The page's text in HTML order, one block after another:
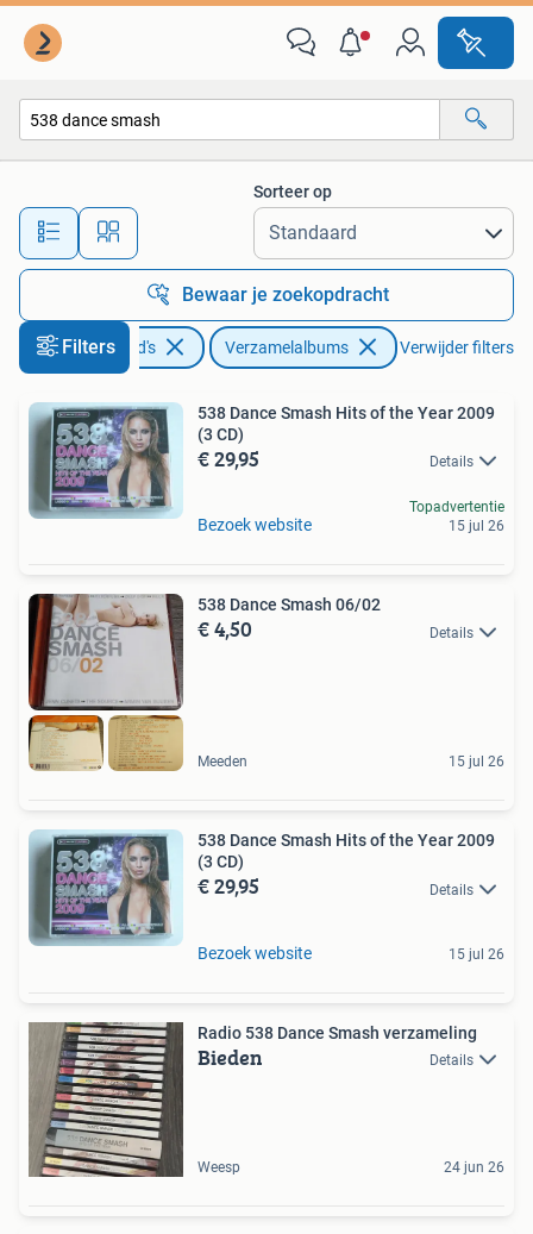
Alle afstanden…
Sorteer op
Bewaar je zoekopdracht
Filters
Cd's en Dvd's Verzamelalbums Verwijder filters
538 Dance Smash Hits of the Year 2009
(3 CD)
€ 29,95 Details
Bezoek website
Topadvertentie
15 jul 26
538 Dance Smash 06/02
€ 4,50 Details
Meeden 15 jul 26
538 Dance Smash Hits of the Year 2009
(3 CD)
€ 29,95 Details
Bezoek website 15 jul 26
Radio 538 Dance Smash verzameling
Bieden Details
Weesp 24 jun 26